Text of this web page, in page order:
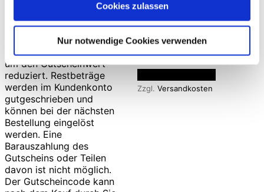
Cookies zulassen
Nur notwendige Cookies verwenden
Sitzsack Schinken
geräuchert
495,00€
Zzgl. Versandkosten